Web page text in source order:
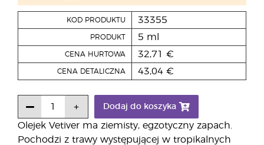
Olejek Vetiver ma ziemisty, egzotyczny zapach.
Pochodzi z trawy występującej w tropikalnych
KOD PRODUKTU 33355
PRODUKT 5 ml
CENA HURTOWA 32,71 €
CENA DETALICZNA 43,04 €
Dodaj do koszyka